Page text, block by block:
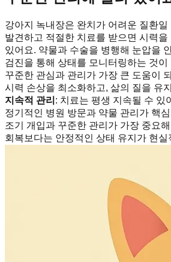
강아지 녹내장은 완치가 어려운 질환일
발견하고 적절한 치료를 받으면 시력
있어요. 약물과 수술을 병행해 눈압을
검진을 통해 상태를 모니터링하는 것이
꾸준한 관심과 관리가 가장 큰 도움이
시력 손상을 최소화하고, 삶의 질을 유
지속적 관리 : 치료는 평생 지속될 수 있
정기적인 병원 방문과 약물 관리가 핵
조기 개입과 꾸준한 관리가 가장 중요
회복보다는 안정적인 상태 유지가 현실